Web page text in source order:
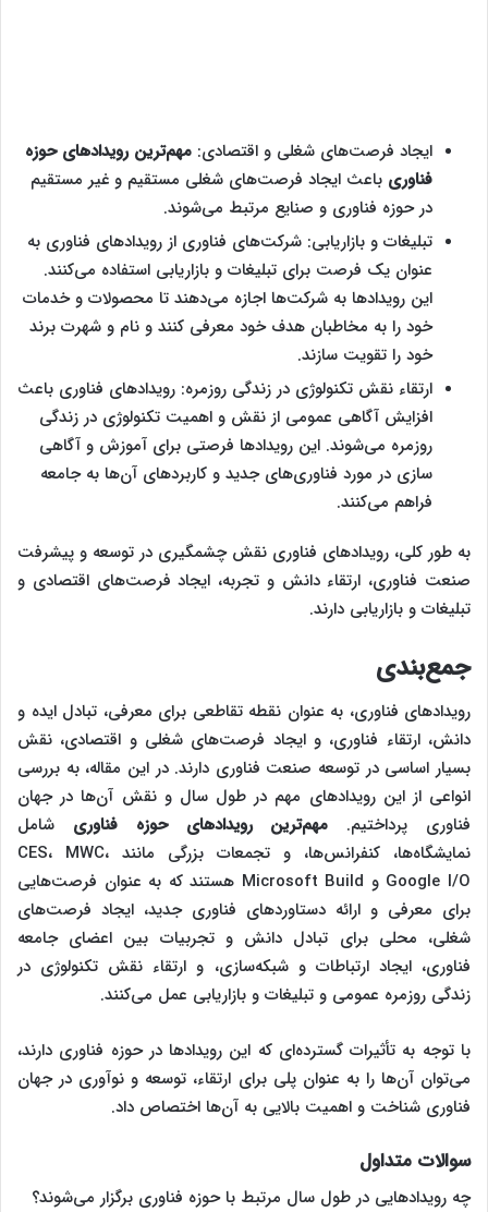
ایجاد فرصت‌های شغلی و اقتصادی: مهم‌ترین رویدادهای حوزه
فناوری باعث ایجاد فرصت‌های شغلی مستقیم و غیر مستقیم
در حوزه فناوری و صنایع مرتبط می‌شوند.
تبلیغات و بازاریابی: شرکت‌های فناوری از رویدادهای فناوری به
عنوان یک فرصت برای تبلیغات و بازاریابی استفاده می‌کنند.
این رویدادها به شرکت‌ها اجازه می‌دهند تا محصولات و خدمات
خود را به مخاطبان هدف خود معرفی کنند و نام و شهرت برند
خود را تقویت سازند.
ارتقاء نقش تکنولوژی در زندگی روزمره: رویدادهای فناوری باعث
افزایش آگاهی عمومی از نقش و اهمیت تکنولوژی در زندگی
روزمره می‌شوند. این رویدادها فرصتی برای آموزش و آگاهی
سازی در مورد فناوری‌های جدید و کاربردهای آن‌ها به جامعه
فراهم می‌کنند.
به طور کلی، رویدادهای فناوری نقش چشمگیری در توسعه و پیشرفت
صنعت فناوری، ارتقاء دانش و تجربه، ایجاد فرصت‌های اقتصادی و
تبلیغات و بازاریابی دارند.
جمع‌بندی
رویدادهای فناوری، به عنوان نقطه تقاطعی برای معرفی، تبادل ایده و
دانش، ارتقاء فناوری، و ایجاد فرصت‌های شغلی و اقتصادی، نقش
بسیار اساسی در توسعه صنعت فناوری دارند. در این مقاله، به بررسی
انواعی از این رویدادهای مهم در طول سال و نقش آن‌ها در جهان
فناوری پرداختیم. مهم‌ترین رویدادهای حوزه فناوری شامل
نمایشگاه‌ها، کنفرانس‌ها، و تجمعات بزرگی مانند CES، MWC،
Google I/O و Microsoft Build هستند که به عنوان فرصت‌هایی
برای معرفی و ارائه دستاوردهای فناوری جدید، ایجاد فرصت‌های
شغلی، محلی برای تبادل دانش و تجربیات بین اعضای جامعه
فناوری، ایجاد ارتباطات و شبکه‌سازی، و ارتقاء نقش تکنولوژی در
زندگی روزمره عمومی و تبلیغات و بازاریابی عمل می‌کنند.
با توجه به تأثیرات گسترده‌ای که این رویدادها در حوزه فناوری دارند،
می‌توان آن‌ها را به عنوان پلی برای ارتقاء، توسعه و نوآوری در جهان
فناوری شناخت و اهمیت بالایی به آن‌ها اختصاص داد.
سوالات متداول
چه رویدادهایی در طول سال مرتبط با حوزه فناوری برگزار می‌شوند؟